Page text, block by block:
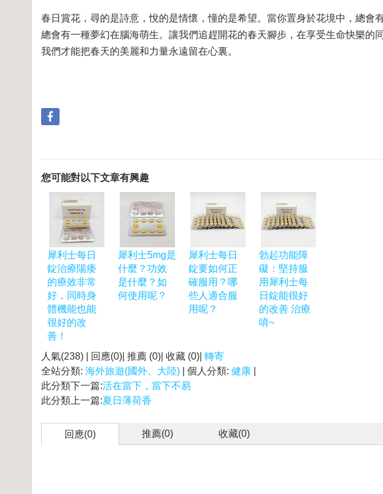
春日賞花，尋的是詩意，悅的是情懷，憧的是希望。當你置身於花境中，總會
總會有一種夢幻在腦海萌生。讓我們追趕開花的春天腳步，在享受生命快樂的
我們才能把春天的美麗和力量永遠留在心裏。
您可能對以下文章有興趣
犀利士每日
錠治療陽痿
的療效非常
好，同時身
體機能也能
很好的改
善！
犀利士5mg是
什麼？功效
是什麼？如
何使用呢？
犀利士每日
錠要如何正
確服用？哪
些人適合服
用呢？
勃起功能障
礙：堅持服
用犀利士每
日錠能很好
的改善 治療
唷~
人氣(238) | 回應(0)| 推薦 (0)| 收藏 (0)| 轉寄
全站分類: 海外旅遊(國外、大陸) | 個人分類: 健康
此分類下一篇:活在當下，當下不易
此分類上一篇:夏日薄荷香
回應(0) 推薦(0) 收藏(0)